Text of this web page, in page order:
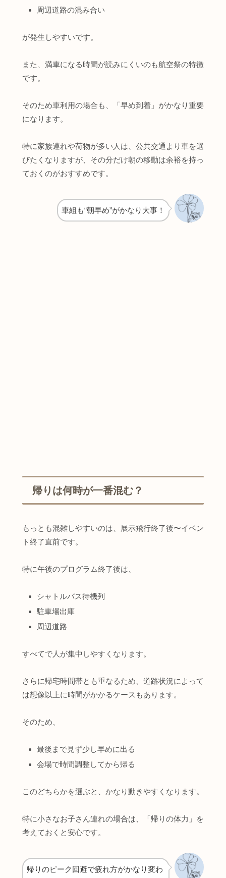
周辺道路の混み合い
が発生しやすいです。
また、満車になる時間が読みにくいのも航空祭の特徴
です。
そのため車利用の場合も、「早め到着」がかなり重要
になります。
特に家族連れや荷物が多い人は、公共交通より車を選
びたくなりますが、その分だけ朝の移動は余裕を持っ
ておくのがおすすめです。
車組も“朝早め”がかなり大事！
帰りは何時が一番混む？
もっとも混雑しやすいのは、展示飛行終了後〜イベン
ト終了直前です。
特に午後のプログラム終了後は、
シャトルバス待機列
駐車場出庫
周辺道路
すべてで人が集中しやすくなります。
さらに帰宅時間帯とも重なるため、道路状況によって
は想像以上に時間がかかるケースもあります。
そのため、
最後まで見ず少し早めに出る
会場で時間調整してから帰る
このどちらかを選ぶと、かなり動きやすくなります。
特に小さなお子さん連れの場合は、「帰りの体力」を
考えておくと安心です。
帰りのピーク回避で疲れ方がかなり変わ